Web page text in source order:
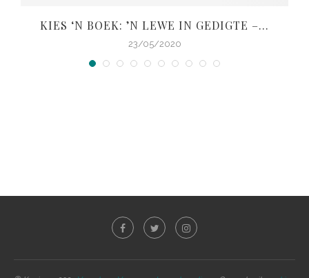
KIES ‘N BOEK: ’N LEWE IN GEDIGTE –...
23/05/2020